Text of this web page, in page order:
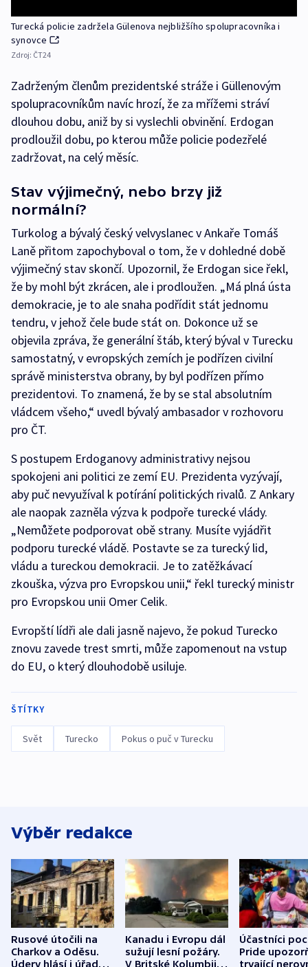
Turecká policie zadržela Gülenova nejbližšího spolupracovníka i
synovce
Zdroj: ČT24
Zadrženým členům prezidentské stráže i Güllenovým
spolupracovníkům navíc hrozí, že za mřížemi stráví
dlouhou dobu, aniž by si vyslechli obvinění. Erdogan
prodloužil dobu, po kterou může policie podezřelé
zadržovat, na celý měsíc.
Stav výjimečný, nebo brzy již
normální?
Turkolog a bývalý český velvyslanec v Ankaře Tomáš
Laně přitom zapochyboval o tom, že v dohledné době
výjimečný stav skončí. Upozornil, že Erdogan sice řekl,
že by mohl být zkrácen, ale i prodloužen. „Má plná ústa
demokracie, je to ale snaha podřídit stát jednomu
tendru, v jehož čele bude stát on. Dokonce už se
objevila zpráva, že generální štáb, který býval v Turecku
samostatný, v evropských zemích je podřízen civilní
správě ministerstva obrany, by byl podřízen přímo
prezidentovi. To znamená, že by se stal absolutním
vládcem všeho,“ uvedl bývalý ambasador v rozhovoru
pro ČT.
S postupem Erdoganovy administrativy nejsou
spokojeni ani politici ze zemí EU. Prezidenta vyzývají,
aby puč nevyužíval k potírání politických rivalů. Z Ankary
ale naopak zazněla výzva k podpoře turecké vlády.
„Nemůžete podporovat obě strany. Musíte vyjádřit
podporu turecké vládě. Postavte se za turecký lid,
vládu a tureckou demokracii. Je to zatěžkávací
zkouška, výzva pro Evropskou unii,“ řekl turecký ministr
pro Evropskou unii Omer Celik.
Evropští lídři ale dali jasně najevo, že pokud Turecko
znovu zavede trest smrti, může zapomenout na vstup
do EU, o který dlouhodobě usiluje.
ŠTÍTKY
Svět Turecko Pokus o puč v Turecku
Výběr redakce
Rusové útočili na
Charkov a Oděsu.
Údery hlásí i úřady v
Kanadu i Evropu dál
sužují lesní požáry.
V Britské Kolumbii
Účastníci
Pride
trvající